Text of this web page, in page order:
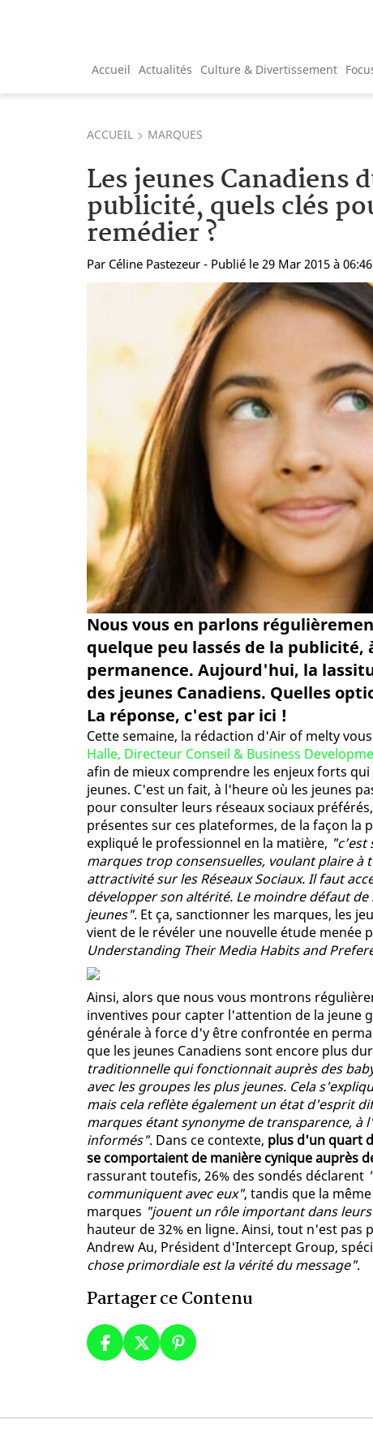
Accueil Actualités Culture & Divertissement
ACCUEIL MARQUES
Les jeunes Canadiens
publicité, quels clés
remédier ?
Par Céline Pastezeur - Publié le 29 Mar 2015 à 06:46
Nous vous en parlons
quelque peu lassés de la
permanence. Aujourd'hui, la
des jeunes Canadiens. Quelles
La réponse, c'est par ici !
Cette semaine, la rédaction d'Air of melty
Halle, Directeur Conseil & Business
afin de mieux comprendre les enjeux forts
jeunes. C'est un fait, à l'heure où les jeunes
pour consulter leurs réseaux sociaux
présentes sur ces plateformes, de la façon la
expliqué le professionnel en la matière,
marques trop consensuelles, voulant plaire
attractivité sur les Réseaux Sociaux. Il faut
développer son altérité. Le moindre défaut
jeunes". Et ça, sanctionner les marques, les
vient de le révéler une nouvelle étude menée
Understanding Their Media Habits and
Ainsi, alors que nous vous montrons
inventives pour capter l'attention de la jeune
générale à force d'y être confrontée en
que les jeunes Canadiens sont encore plus
traditionnelle qui fonctionnait auprès des
avec les groupes les plus jeunes. Cela
mais cela reflète également un état d'esprit
marques étant synonyme de transparence,
informés". Dans ce contexte, plus d'un quart
se comportaient de manière cynique auprès
rassurant toutefis, 26% des sondés déclarent
communiquent avec eux", tandis que la
marques "jouent un rôle important dans
hauteur de 32% en ligne. Ainsi, tout n'est
Andrew Au, Président d'Intercept Group,
chose primordiale est la vérité du message".
Partager ce Contenu